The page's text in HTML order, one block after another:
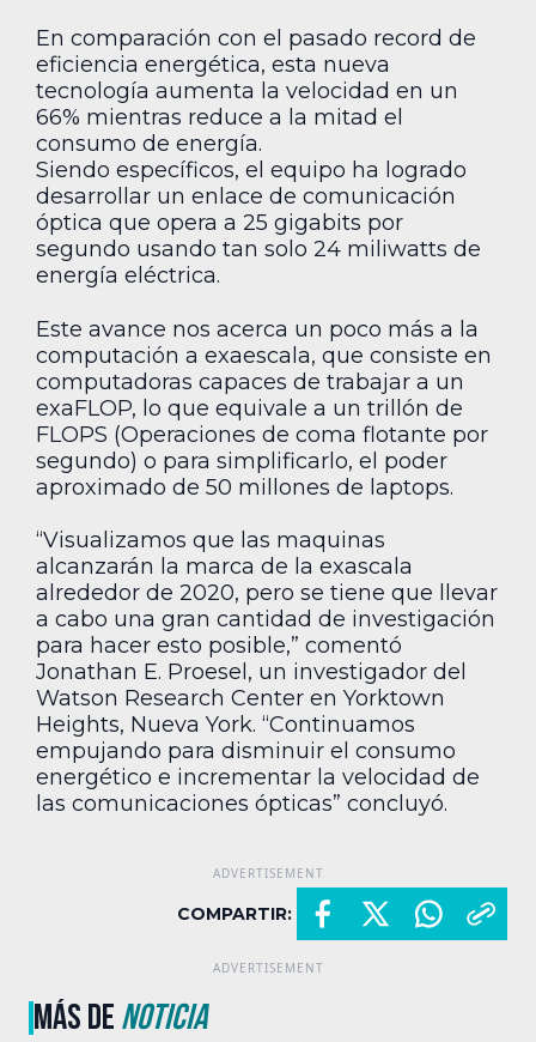
En comparación con el pasado record de
eficiencia energética, esta nueva
tecnología aumenta la velocidad en un
66% mientras reduce a la mitad el
consumo de energía.
Siendo específicos, el equipo ha logrado
desarrollar un enlace de comunicación
óptica que opera a 25 gigabits por
segundo usando tan solo 24 miliwatts de
energía eléctrica.
Este avance nos acerca un poco más a la
computación a exaescala, que consiste en
computadoras capaces de trabajar a un
exaFLOP, lo que equivale a un trillón de
FLOPS (Operaciones de coma flotante por
segundo) o para simplificarlo, el poder
aproximado de 50 millones de laptops.
“Visualizamos que las maquinas
alcanzarán la marca de la exascala
alrededor de 2020, pero se tiene que llevar
a cabo una gran cantidad de investigación
para hacer esto posible,” comentó
Jonathan E. Proesel, un investigador del
Watson Research Center en Yorktown
Heights, Nueva York. “Continuamos
empujando para disminuir el consumo
energético e incrementar la velocidad de
las comunicaciones ópticas” concluyó.
COMPARTIR:
MÁS DENOTICIA